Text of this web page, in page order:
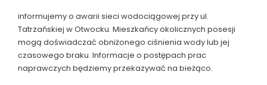
informujemy o awarii sieci wodociągowej przy ul.
Tatrzańskiej w Otwocku. Mieszkańcy okolicznych posesji
mogą doświadczać obniżonego ciśnienia wody lub jej
czasowego braku. Informacje o postępach prac
naprawczych będziemy przekazywać na bieżąco.